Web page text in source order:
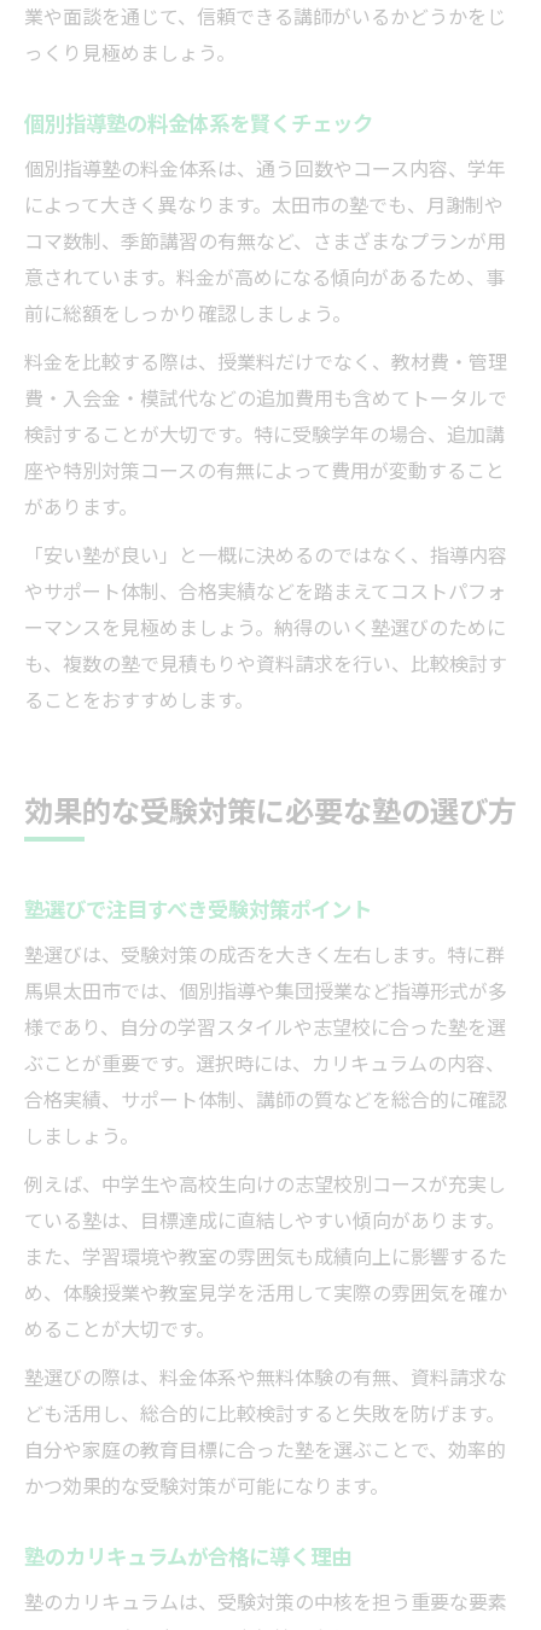
業や面談を通じて、信頼できる講師がいるかどうかをじ
っくり見極めましょう。
個別指導塾の料金体系を賢くチェック
個別指導塾の料金体系は、通う回数やコース内容、学年
によって大きく異なります。太田市の塾でも、月謝制や
コマ数制、季節講習の有無など、さまざまなプランが用
意されています。料金が高めになる傾向があるため、事
前に総額をしっかり確認しましょう。
料金を比較する際は、授業料だけでなく、教材費・管理
費・入会金・模試代などの追加費用も含めてトータルで
検討することが大切です。特に受験学年の場合、追加講
座や特別対策コースの有無によって費用が変動すること
があります。
「安い塾が良い」と一概に決めるのではなく、指導内容
やサポート体制、合格実績などを踏まえてコストパフォ
ーマンスを見極めましょう。納得のいく塾選びのために
も、複数の塾で見積もりや資料請求を行い、比較検討す
ることをおすすめします。
効果的な受験対策に必要な塾の選び方
塾選びで注目すべき受験対策ポイント
塾選びは、受験対策の成否を大きく左右します。特に群
馬県太田市では、個別指導や集団授業など指導形式が多
様であり、自分の学習スタイルや志望校に合った塾を選
ぶことが重要です。選択時には、カリキュラムの内容、
合格実績、サポート体制、講師の質などを総合的に確認
しましょう。
例えば、中学生や高校生向けの志望校別コースが充実し
ている塾は、目標達成に直結しやすい傾向があります。
また、学習環境や教室の雰囲気も成績向上に影響するた
め、体験授業や教室見学を活用して実際の雰囲気を確か
めることが大切です。
塾選びの際は、料金体系や無料体験の有無、資料請求な
ども活用し、総合的に比較検討すると失敗を防げます。
自分や家庭の教育目標に合った塾を選ぶことで、効率的
かつ効果的な受験対策が可能になります。
塾のカリキュラムが合格に導く理由
塾のカリキュラムは、受験対策の中核を担う重要な要素